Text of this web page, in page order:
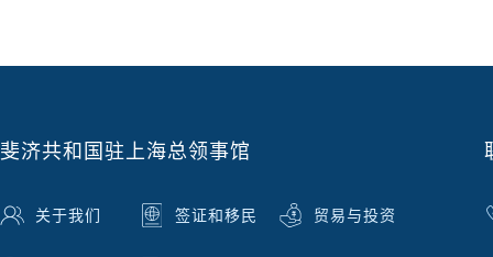
斐济共和国驻上海总领事馆
关于我们 签证和移民 贸易与投资